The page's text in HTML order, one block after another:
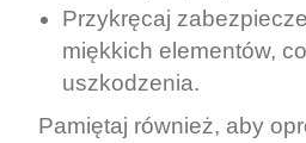
Przykręcaj
miękkich elementów,
uszkodzenia.
Pamiętaj również, aby